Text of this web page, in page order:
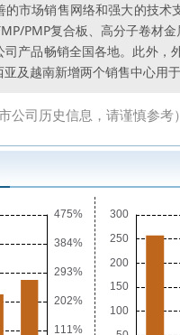
的市场销售网络和强大的技
PMP复合板、高分子卷材
司产品畅销全国各地。此外
及越南新增两个销售中心用
公司历史信息，请谨慎参考）